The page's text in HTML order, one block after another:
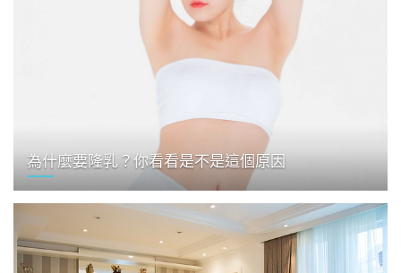
為什麼要隆乳？你看看是不是這個原因